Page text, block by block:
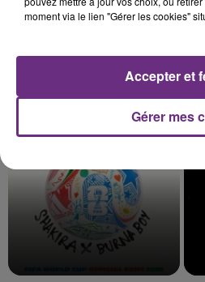
TAYLOR SWIFT
moment via le lien "Gérer les cookies"
Gérer mes
Accepter et